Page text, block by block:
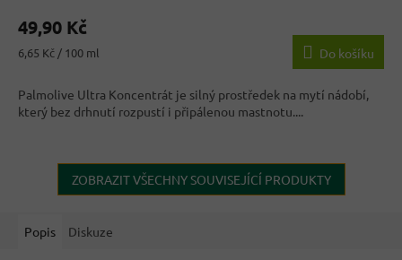
49,90 Kč
Měrná
6,65 Kč / 100 ml Do košíku
Palmolive Ultra Koncentrát je silný prostředek na mytí nádobí,
který bez drhnutí rozpustí i připálenou mastnotu....
ZOBRAZIT VŠECHNY SOUVISEJÍCÍ PRODUKTY
Popis Diskuze